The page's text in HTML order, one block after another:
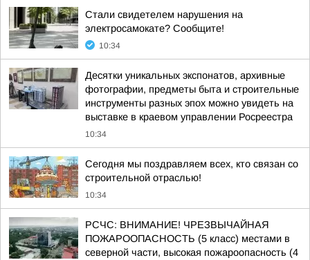
Стали свидетелем нарушения на
электросамокате? Сообщите!
10:34
Десятки уникальных экспонатов, архивные
фотографии, предметы быта и строительные
инструменты разных эпох можно увидеть на
выставке в краевом управлении Росреестра
10:34
Сегодня мы поздравляем всех, кто связан со
строительной отраслью!
10:34
РСЧС: ВНИМАНИЕ! ЧРЕЗВЫЧАЙНАЯ
ПОЖАРООПАСНОСТЬ (5 класс) местами в
северной части, высокая пожароопасность (4